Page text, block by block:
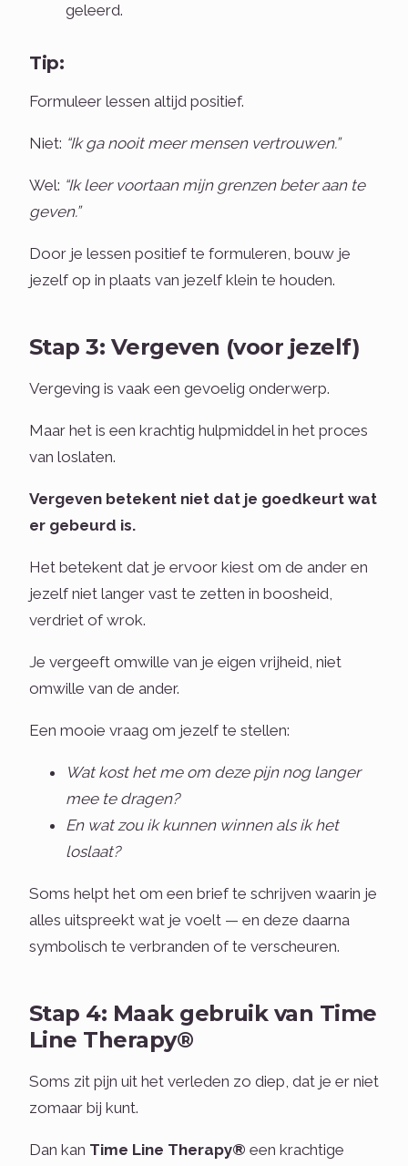
geleerd.
Tip:
Formuleer lessen altijd positief.
Niet: “Ik ga nooit meer mensen vertrouwen.”
Wel: “Ik leer voortaan mijn grenzen beter aan te
geven.”
Door je lessen positief te formuleren, bouw je
jezelf op in plaats van jezelf klein te houden.
Stap 3: Vergeven (voor jezelf)
Vergeving is vaak een gevoelig onderwerp.
Maar het is een krachtig hulpmiddel in het proces
van loslaten.
Vergeven betekent niet dat je goedkeurt wat
er gebeurd is.
Het betekent dat je ervoor kiest om de ander en
jezelf niet langer vast te zetten in boosheid,
verdriet of wrok.
Je vergeeft omwille van je eigen vrijheid, niet
omwille van de ander.
Een mooie vraag om jezelf te stellen:
Wat kost het me om deze pijn nog langer
mee te dragen?
En wat zou ik kunnen winnen als ik het
loslaat?
Soms helpt het om een brief te schrijven waarin je
alles uitspreekt wat je voelt — en deze daarna
symbolisch te verbranden of te verscheuren.
Stap 4: Maak gebruik van Time
Line Therapy®
Soms zit pijn uit het verleden zo diep, dat je er niet
zomaar bij kunt.
Dan kan Time Line Therapy® een krachtige